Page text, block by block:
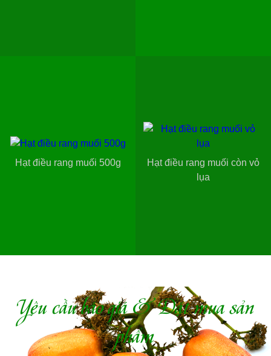
Hạt điều rang muối 500g
Hạt điều rang muối còn vỏ
lụa
Yêu cầu báo giá & Đặt mua sản
phẩm